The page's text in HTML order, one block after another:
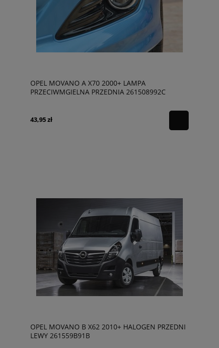
OPEL MOVANO A X70 2000+ LAMPA
PRZECIWMGIELNA PRZEDNIA 261508992C
43,95 zł
OPEL MOVANO B X62 2010+ HALOGEN PRZEDNI
LEWY 261559B91B